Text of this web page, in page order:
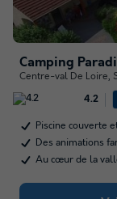
Camping
Centre-val De Loire,
4.2
Piscine couverte
Des animations
Au cœur de la